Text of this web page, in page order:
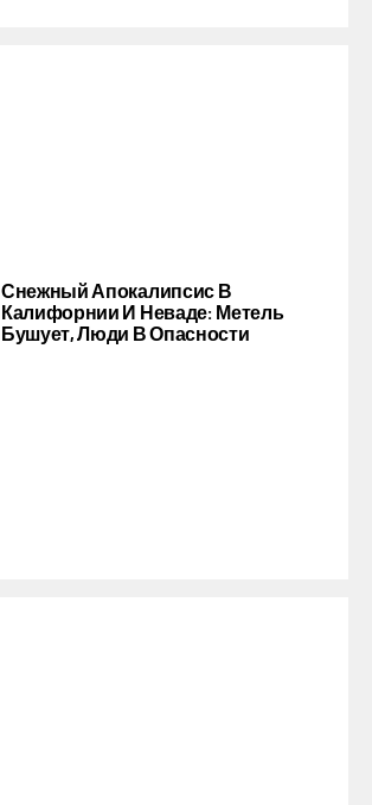
Снежный Апокалипсис В
Калифорнии И Неваде: Метель
Бушует, Люди В Опасности